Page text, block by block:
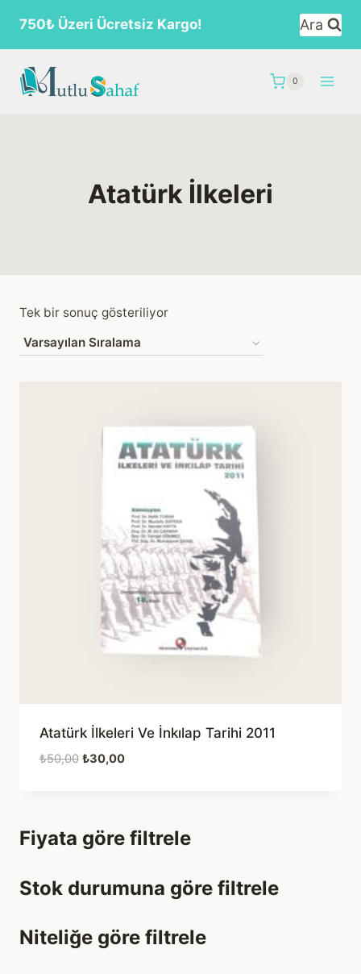
content
750₺ Üzeri Ücretsiz Kargo! Ara
0
Atatürk İlkeleri
Tek bir sonuç gösteriliyor
Atatürk İlkeleri Ve İnkılap Tarihi 2011
₺50,00 Orijinal
₺30,00Şu
Fiyata göre filtrele
Stok durumuna göre filtrele
Niteliğe göre filtrele